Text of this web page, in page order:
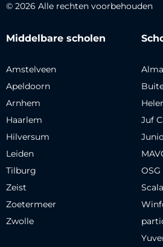
© 2026 Alle rechten voorbehouden
Middelbare scholen
Amstelveen
Apeldoorn
Arnhem
Haarlem
Hilversum
Leiden
Tilburg
Zeist
Zoetermeer
Zwolle
Juf